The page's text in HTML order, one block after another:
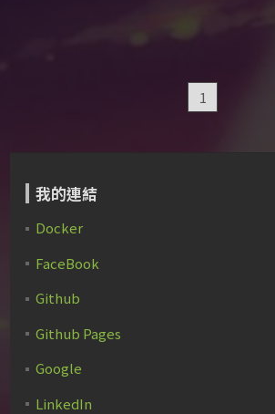
1
我的連結
Docker
FaceBook
Github
Github Pages
Google
LinkedIn